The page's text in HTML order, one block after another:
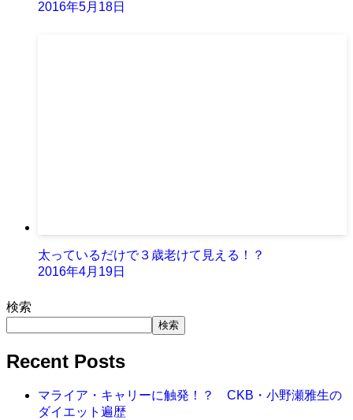
2016年5月18日
太っているだけで３歳老けて見える！？
2016年4月19日
検索
検索
Recent Posts
マライア・キャリーに触発！？ CKB・小野瀬雅生の
ダイエット遍歴